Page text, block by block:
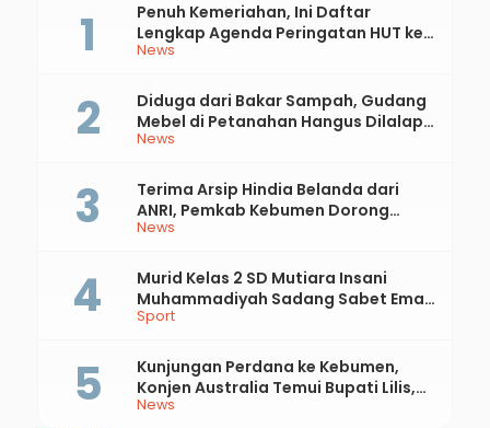
News
Penuh Kemeriahan, Ini Daftar
Lengkap Agenda Peringatan HUT ke-
81 RI dan Hari Jadi ke-397 Kabupaten
News
Diduga dari Bakar Sampah, Gudang
Mebel di Petanahan Hangus Dilalap
Api
News
Terima Arsip Hindia Belanda dari
ANRI, Pemkab Kebumen Dorong
Integrasi Sejarah, Geopark, dan
Sport
Murid Kelas 2 SD Mutiara Insani
Muhammadiyah Sadang Sabet Emas
dan Perak di Kejurda Tapak Suci
News
Kunjungan Perdana ke Kebumen,
Konjen Australia Temui Bupati Lilis,
Ini yang Dibahas